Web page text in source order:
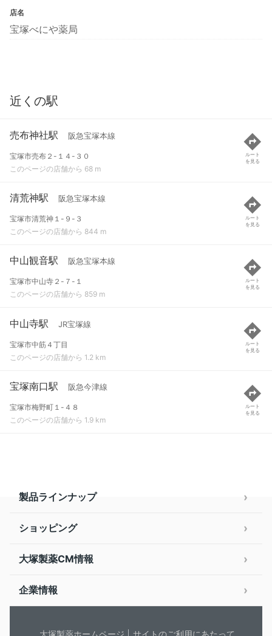
店名
宝塚べにや薬局
近くの駅
売布神社駅 阪急宝塚本線
宝塚市売布２-１４-３０
このページの店舗から 68 m
ルート
を見る
清荒神駅 阪急宝塚本線
宝塚市清荒神１-９-３
このページの店舗から 844 m
ルート
を見る
中山観音駅 阪急宝塚本線
宝塚市中山寺２-７-１
このページの店舗から 859 m
ルート
を見る
中山寺駅 JR宝塚線
宝塚市中筋４丁目
このページの店舗から 1.2 km
ルート
を見る
宝塚南口駅 阪急今津線
宝塚市梅野町１-４８
このページの店舗から 1.9 km
ルート
を見る
製品ラインナップ
ショッピング
大塚製薬CM情報
企業情報